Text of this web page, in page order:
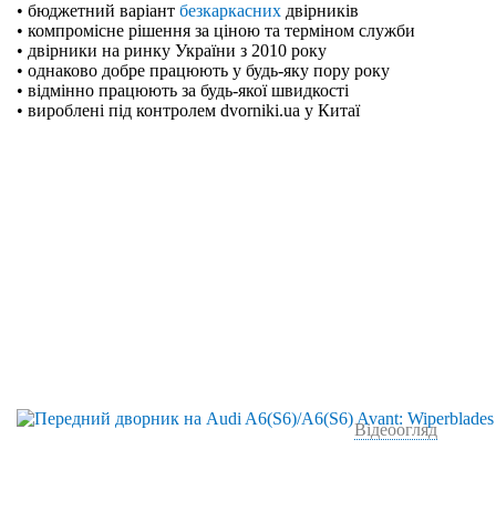
• бюджетний варіант безкаркасних двірників
• компромісне рішення за ціною та терміном служби
• двірники на ринку України з 2010 року
• однаково добре працюють у будь-яку пору року
• відмінно працюють за будь-якої швидкості
• вироблені під контролем dvorniki.ua у Китаї
Відеоогляд